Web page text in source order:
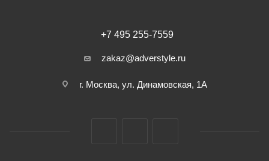
+7 495 255-7559
zakaz@adverstyle.ru
г. Москва, ул. Динамовская, 1А